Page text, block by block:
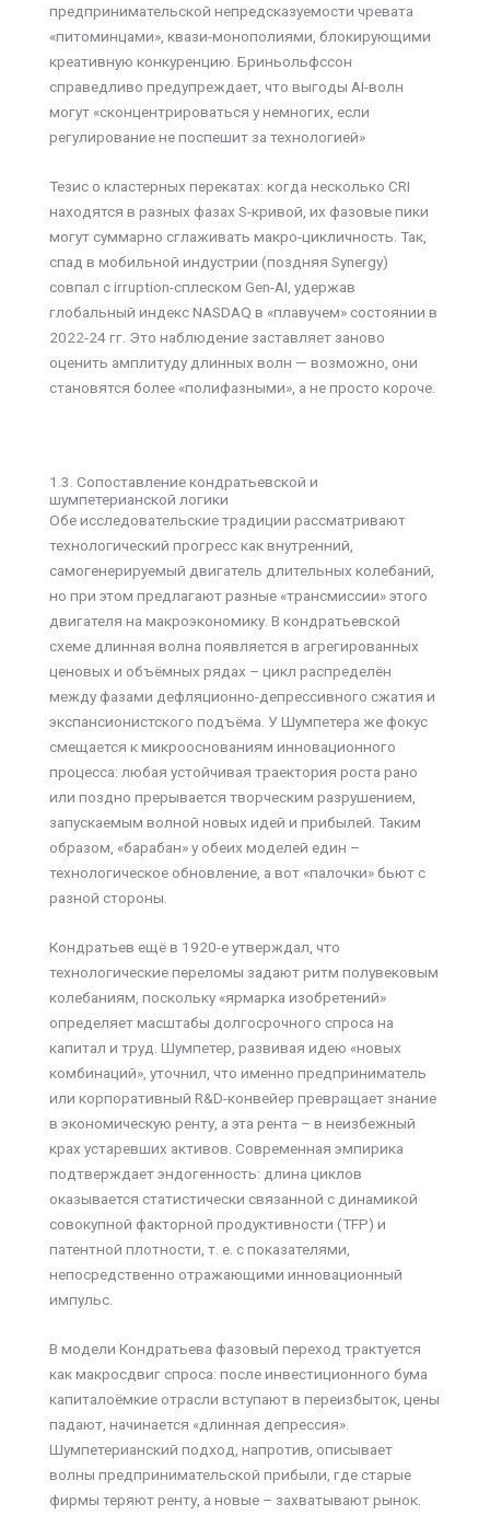
предпринимательской непредсказуемости чревата
«питоминцами», квази-монополиями, блокирующими
креативную конкуренцию. Бриньольфссон
справедливо предупреждает, что выгоды AI-волн
могут «сконцентрироваться у немногих, если
регулирование не поспешит за технологией»
Тезис о кластерных перекатах: когда несколько CRI
находятся в разных фазах S-кривой, их фазовые пики
могут суммарно сглаживать макро-цикличность. Так,
спад в мобильной индустрии (поздняя Synergy)
совпал с irruption-сплеском Gen-AI, удержав
глобальный индекс NASDAQ в «плавучем» состоянии в
2022-24 гг. Это наблюдение заставляет заново
оценить амплитуду длинных волн — возможно, они
становятся более «полифазными», а не просто короче.
1.3. Сопоставление кондратьевской и
шумпетерианской логики
Обе исследовательские традиции рассматривают
технологический прогресс как внутренний,
самогенерируемый двигатель длительных колебаний,
но при этом предлагают разные «трансмиссии» этого
двигателя на макроэкономику. В кондратьевской
схеме длинная волна появляется в агрегированных
ценовых и объёмных рядах – цикл распределён
между фазами дефляционно-депрессивного сжатия и
экспансионистского подъёма. У Шумпетера же фокус
смещается к микрооснованиям инновационного
процесса: любая устойчивая траектория роста рано
или поздно прерывается творческим разрушением,
запускаемым волной новых идей и прибылей. Таким
образом, «барабан» у обеих моделей един –
технологическое обновление, а вот «палочки» бьют с
разной стороны.
Кондратьев ещё в 1920-е утверждал, что
технологические переломы задают ритм полувековым
колебаниям, поскольку «ярмарка изобретений»
определяет масштабы долгосрочного спроса на
капитал и труд. Шумпетер, развивая идею «новых
комбинаций», уточнил, что именно предприниматель
или корпоративный R&D-конвейер превращает знание
в экономическую ренту, а эта рента – в неизбежный
крах устаревших активов. Современная эмпирика
подтверждает эндогенность: длина циклов
оказывается статистически связанной с динамикой
совокупной факторной продуктивности (TFP) и
патентной плотности, т. е. с показателями,
непосредственно отражающими инновационный
импульс.
В модели Кондратьева фазовый переход трактуется
как макросдвиг спроса: после инвестиционного бума
капиталоёмкие отрасли вступают в переизбыток, цены
падают, начинается «длинная депрессия».
Шумпетерианский подход, напротив, описывает
волны предпринимательской прибыли, где старые
фирмы теряют ренту, а новые – захватывают рынок.